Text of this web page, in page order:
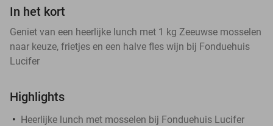
In het kort
Geniet van een heerlijke lunch met 1 kg Zeeuwse mosselen
naar keuze, frietjes en een halve fles wijn bij Fonduehuis
Lucifer
Highlights
Heerlijke lunch met mosselen bij Fonduehuis Lucifer